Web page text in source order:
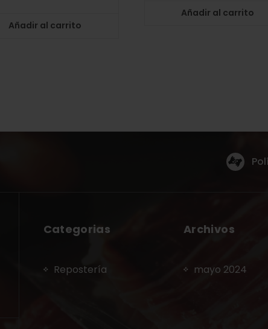
Añadir al carrito
Añadir al carrito
Categorias
Repostería
Archivos
mayo 2024